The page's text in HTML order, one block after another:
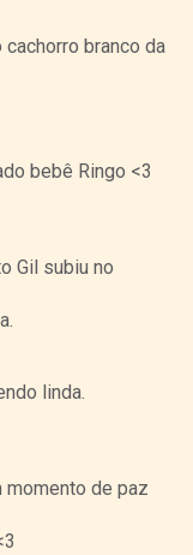
branco da
bebê Ringo <3
Gil subiu no
linda.
momento de paz